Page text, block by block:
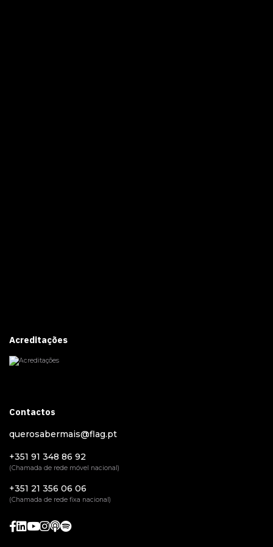
Acreditações
Contactos
querosabermais@flag.pt
+351 91 348 86 92
(Chamada de rede móvel nacional)
+351 21 356 06 06
(Chamada de rede fixa nacional)